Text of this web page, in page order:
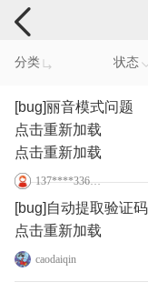
手机反馈
分类 状态
[bug]丽音模式问题
点击重新加载
点击重新加载
137****3360_8
[bug]自动提取验证
点击重新加载
caodaiqin